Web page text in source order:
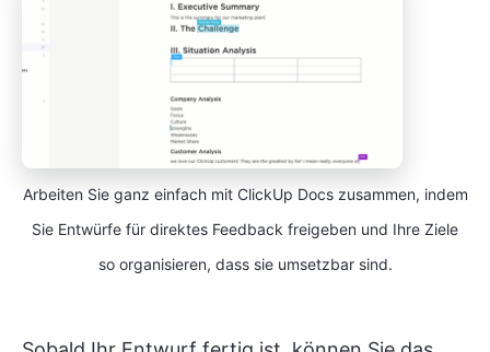
Arbeiten Sie ganz einfach mit ClickUp Docs zusammen, indem
Sie Entwürfe für direktes Feedback freigeben und Ihre Ziele
so organisieren, dass sie umsetzbar sind.